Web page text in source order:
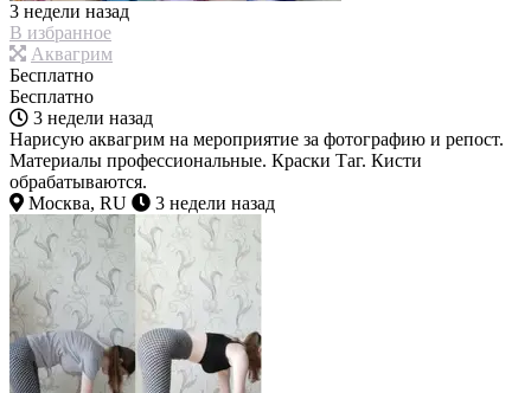
3 недели назад
В избранное
Аквагрим
Бесплатно
Бесплатно
3 недели назад
Нарисую аквагрим на мероприятие за фотографию и репост.
Материалы профессиональные. Краски Таг. Кисти
обрабатываются.
Москва, RU
3 недели назад